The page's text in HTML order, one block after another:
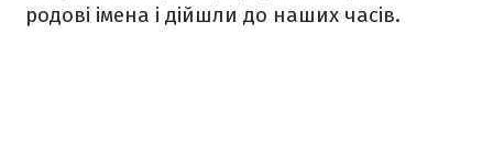
родові імена і дійшли до наших часів.